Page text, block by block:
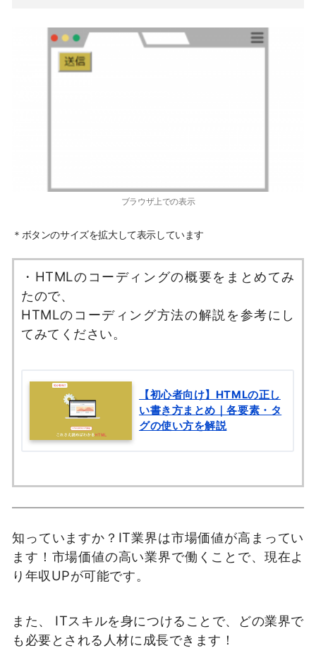
ブラウザ上での表示
＊ボタンのサイズを拡大して表示しています
・HTMLのコーディングの概要をまとめてみ
たので、
HTMLのコーディング方法の解説を参考にし
てみてください。
【初心者向け】HTMLの正し
い書き方まとめ｜各要素・タ
グの使い方を解説
知っていますか？IT業界は市場価値が高まってい
ます！市場価値の高い業界で働くことで、現在よ
り年収UPが可能です。
また、 ITスキルを身につけることで、どの業界で
も必要とされる人材に成長できます！